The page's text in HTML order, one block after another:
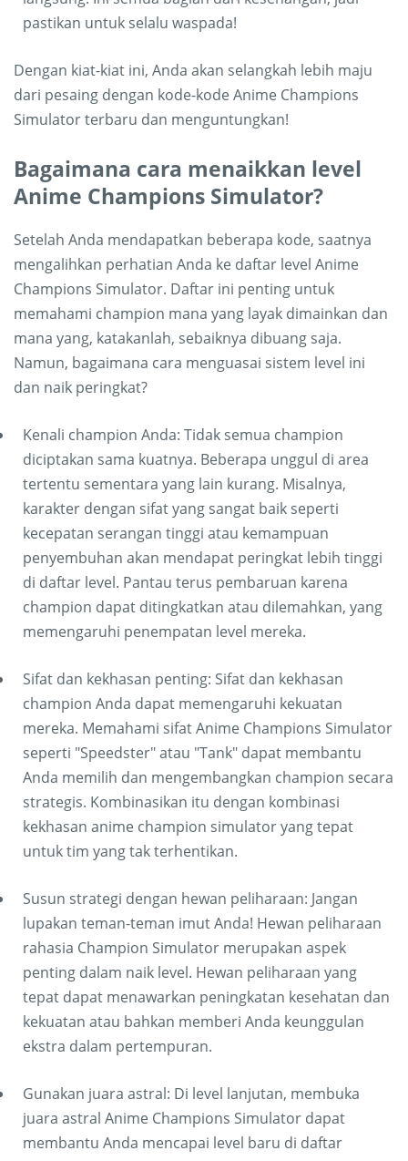
pastikan untuk selalu waspada!
Dengan kiat-kiat ini, Anda akan selangkah lebih maju
dari pesaing dengan kode-kode Anime Champions
Simulator terbaru dan menguntungkan!
Bagaimana cara menaikkan level
Anime Champions Simulator?
Setelah Anda mendapatkan beberapa kode, saatnya
mengalihkan perhatian Anda ke daftar level Anime
Champions Simulator. Daftar ini penting untuk
memahami champion mana yang layak dimainkan dan
mana yang, katakanlah, sebaiknya dibuang saja.
Namun, bagaimana cara menguasai sistem level ini
dan naik peringkat?
Kenali champion Anda: Tidak semua champion
diciptakan sama kuatnya. Beberapa unggul di area
tertentu sementara yang lain kurang. Misalnya,
karakter dengan sifat yang sangat baik seperti
kecepatan serangan tinggi atau kemampuan
penyembuhan akan mendapat peringkat lebih tinggi
di daftar level. Pantau terus pembaruan karena
champion dapat ditingkatkan atau dilemahkan, yang
memengaruhi penempatan level mereka.
Sifat dan kekhasan penting: Sifat dan kekhasan
champion Anda dapat memengaruhi kekuatan
mereka. Memahami sifat Anime Champions Simulator
seperti "Speedster" atau "Tank" dapat membantu
Anda memilih dan mengembangkan champion secara
strategis. Kombinasikan itu dengan kombinasi
kekhasan anime champion simulator yang tepat
untuk tim yang tak terhentikan.
Susun strategi dengan hewan peliharaan: Jangan
lupakan teman-teman imut Anda! Hewan peliharaan
rahasia Champion Simulator merupakan aspek
penting dalam naik level. Hewan peliharaan yang
tepat dapat menawarkan peningkatan kesehatan dan
kekuatan atau bahkan memberi Anda keunggulan
ekstra dalam pertempuran.
Gunakan juara astral: Di level lanjutan, membuka
juara astral Anime Champions Simulator dapat
membantu Anda mencapai level baru di daftar